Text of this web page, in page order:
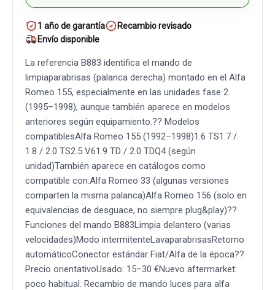
1 año de garantía
Recambio revisado
Envío disponible
La referencia B883 identifica el mando de
limpiaparabrisas (palanca derecha) montado en el Alfa
Romeo 155, especialmente en las unidades fase 2
(1995–1998), aunque también aparece en modelos
anteriores según equipamiento.?? Modelos
compatiblesAlfa Romeo 155 (1992–1998)1.6 TS1.7 /
1.8 / 2.0 TS2.5 V61.9 TD / 2.0 TDQ4 (según
unidad)También aparece en catálogos como
compatible con:Alfa Romeo 33 (algunas versiones
comparten la misma palanca)Alfa Romeo 156 (solo en
equivalencias de desguace, no siempre plug&play)??
Funciones del mando B883Limpia delantero (varias
velocidades)Modo intermitenteLavaparabrisasRetorno
automáticoConector estándar Fiat/Alfa de la época??
Precio orientativoUsado: 15–30 €Nuevo aftermarket:
poco habitual. Recambio de mando luces para alfa